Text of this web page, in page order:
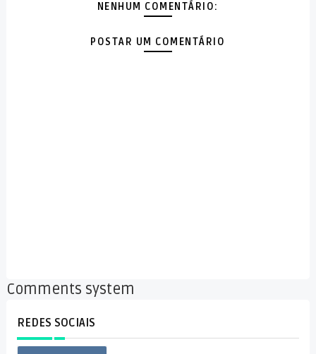
NENHUM COMENTÁRIO:
POSTAR UM COMENTÁRIO
Comments system
REDES SOCIAIS